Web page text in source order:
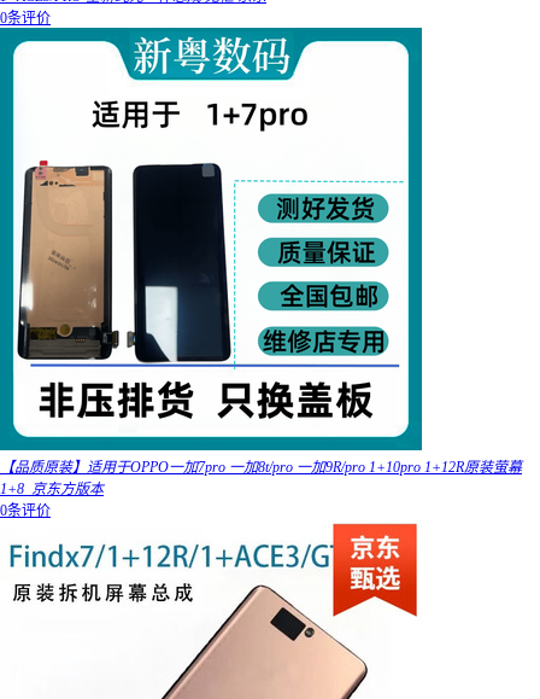
0条评价
【品质原装】适用于OPPO一加7pro 一加8t/pro 一加9R/pro 1+10pro 1+12R原装萤幕
1+8_京东方版本
0条评价